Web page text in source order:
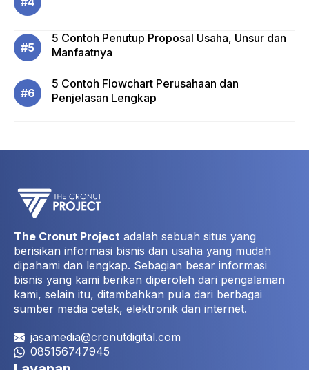
5 Contoh Penutup Proposal Usaha, Unsur dan
Manfaatnya
5 Contoh Flowchart Perusahaan dan
Penjelasan Lengkap
The Cronut Project adalah sebuah situs yang
berisikan informasi bisnis dan usaha yang mudah
dipahami dan lengkap. Sebagian besar informasi
bisnis yang kami berikan diperoleh dari pengalaman
kami, selain itu, ditambahkan pula dari berbagai
sumber media cetak, elektronik dan internet.
jasamedia@cronutdigital.com
085156747945